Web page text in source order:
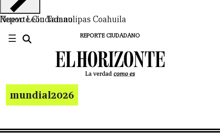
Nuevo LeónTamaulipas Coahuila
Reporte Ciudadano
☰ REPORTE CIUDADANO
mundial2026